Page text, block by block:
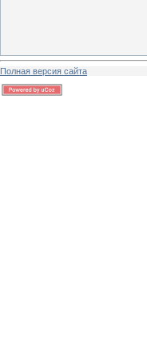
Полная версия сайта